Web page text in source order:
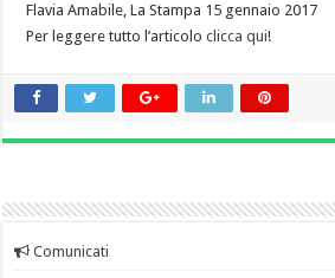
Flavia Amabile, La Stampa 15 gennaio 2017
Per leggere tutto l’articoloclicca qui!
Comunicati